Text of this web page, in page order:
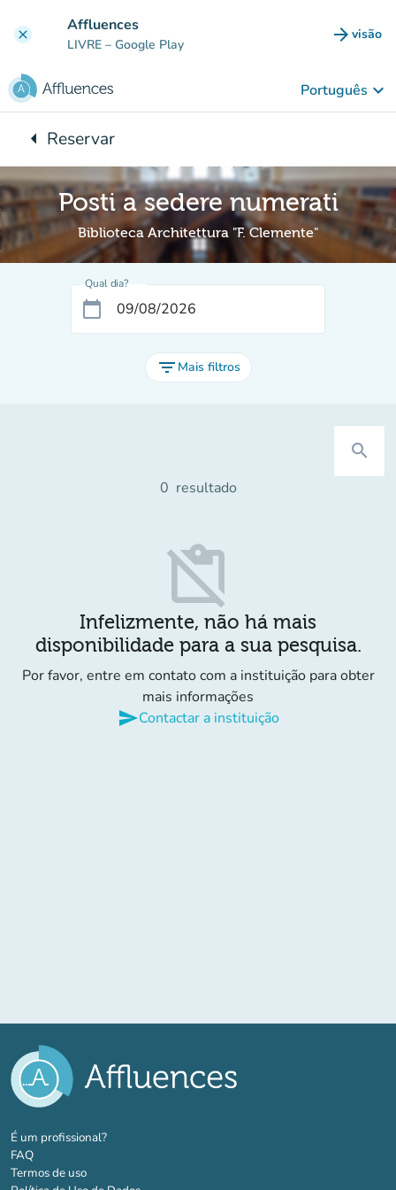
clear Affluences
LIVRE – Google Play arrow_forward visão
(novo
Português keyboard_arrow_down
arrow_leftVoltar para:
Reservar
Posti a sedere numerati
Biblioteca Architettura "F. Clemente"
Qual dia?
calendar_today
filter_list Mais filtros
search
0 resultado
content_paste_off
Infelizmente, não há mais
disponibilidade para a sua pesquisa.
Por favor, entre em contato com a instituição para obter
mais informações
sendContactar a instituição
É um profissional?(novo separador)
FAQ
Termos de uso